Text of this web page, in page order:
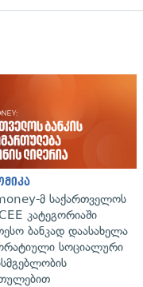
მ საქართველოს
კატეგორიაში
ბანკად დაასახელა
სოციალური